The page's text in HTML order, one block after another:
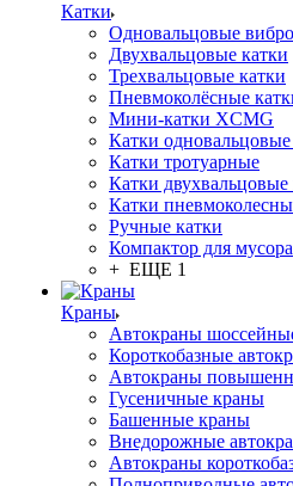
Катки
Одновальцовые
Двухвальцовые катки
Трехвальцовые катки
Пневмоколёсные
Мини-катки XCMG
Катки
Катки тротуарные
Катки двухвальцовые
Катки
Ручные катки
Компактор для мусора
+ ЕЩЕ 1
Краны
Автокраны
Короткобазные
Автокраны
Гусеничные краны
Башенные краны
Внедорожные
Автокраны